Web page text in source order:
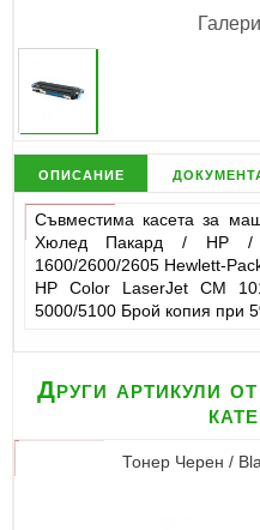
описание
Съвместима касета за
Хюлед Пакард / НР /
1600/2600/2605 Hewlett-
HP Color LaserJet CM
5000/5100 Брой копия при
Други артикули
Тонер Черен /